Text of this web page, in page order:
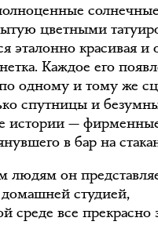
цветными
эталонно красивая и
Каждое его
одному и тому же
спутницы и
истории —
в бар на
людям он
студией,
среде все прекрасно